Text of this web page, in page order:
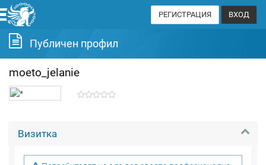
РЕГИСТРАЦИЯ ВХОД
Публичен профил
moeto_jelanie
Визитка